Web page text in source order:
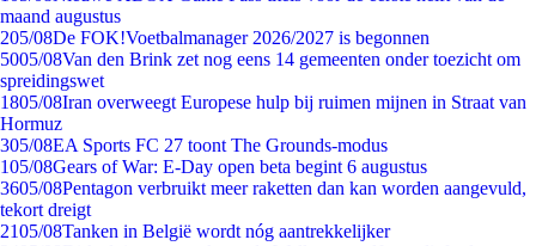
maand augustus
205/08De FOK!Voetbalmanager 2026/2027 is begonnen
5005/08Van den Brink zet nog eens 14 gemeenten onder toezicht om
spreidingswet
1805/08Iran overweegt Europese hulp bij ruimen mijnen in Straat van
Hormuz
305/08EA Sports FC 27 toont The Grounds-modus
105/08Gears of War: E-Day open beta begint 6 augustus
3605/08Pentagon verbruikt meer raketten dan kan worden aangevuld,
tekort dreigt
2105/08Tanken in België wordt nóg aantrekkelijker